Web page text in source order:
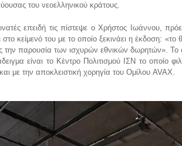
του νεοελληνικού κράτους.
επειδή τις πίστεψε ο Χρήστος Ιωάννου,
κείμενό του με το οποίο ξεκινάει η έκδοση:
παρουσία των ισχυρών εθνικών δωρητών». Το
είναι το Κέντρο Πολιτισμού ΙΣΝ το οποίο
με την αποκλειστική χορηγία του ΟμίλουAVAX.